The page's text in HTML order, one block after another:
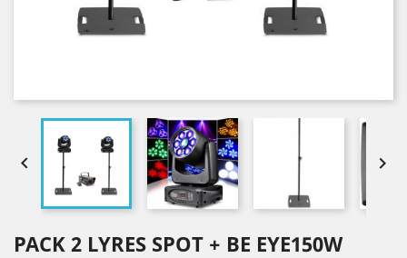
 
PACK 2 LYRES SPOT + BE EYE150W